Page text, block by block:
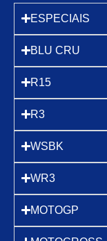
ESPECIAIS
BLU CRU
R15
R3
WSBK
WR3
MOTOGP